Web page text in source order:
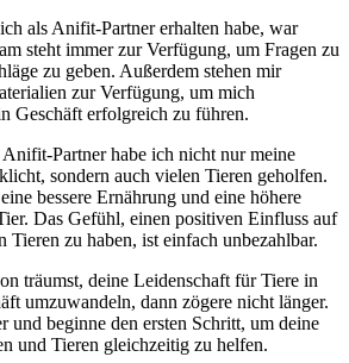
als Anifit-Partner ⁤erhalten habe, ‌war⁤
⁢steht ‍immer ⁢zur Verfügung, um Fragen zu
zu geben. Außerdem stehen mir
zur Verfügung, um mich
Geschäft‍ erfolgreich zu führen.
Partner habe ich nicht nur meine
sondern auch vielen Tieren geholfen.
bessere‍ Ernährung und‍ eine⁤ höhere
Das Gefühl, einen⁢ positiven Einfluss ⁢auf
Tieren zu ⁤haben, ist einfach unbezahlbar.
träumst, deine ⁤Leidenschaft für Tiere in
umzuwandeln,⁢ dann zögere ‌nicht länger.‌
und beginne den ersten ‌Schritt, ‍um deine
und Tieren ‌gleichzeitig ‍zu helfen.